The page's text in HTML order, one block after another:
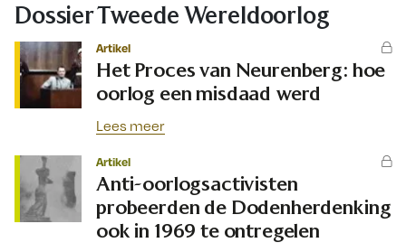
Dossier Tweede Wereldoorlog
Artikel
Het Proces van Neurenberg: hoe
oorlog een misdaad werd
Lees meer
Artikel
Anti-oorlogsactivisten
probeerden de Dodenherdenking
ook in 1969 te ontregelen